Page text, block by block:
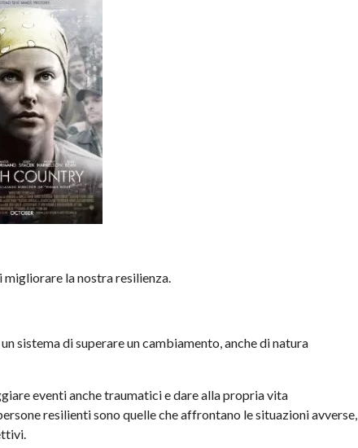
la nostra resilienza.
sistema di superare un cambiamento, anche di natura
eventi anche traumatici e dare alla propria vita
resilienti sono quelle che affrontano le situazioni avverse,